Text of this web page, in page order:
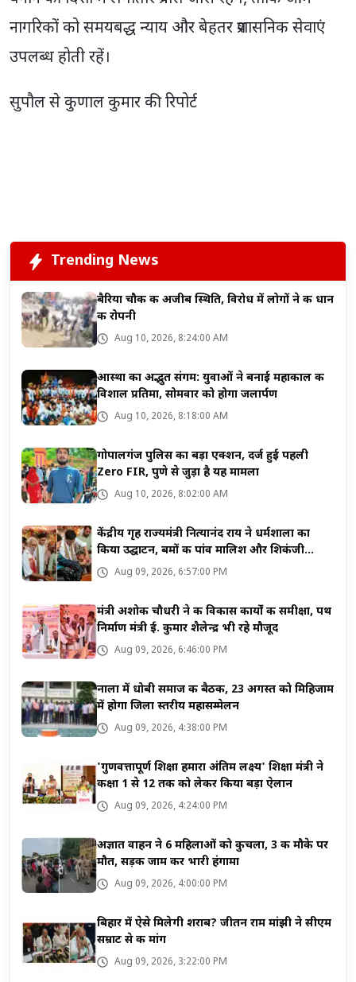
नागरिकों को समयबद्ध न्याय और बेहतर प्रशासनिक सेवाएं
उपलब्ध होती रहें।
सुपौल से कुणाल कुमार की रिपोर्ट
Trending News
बैरिया चौक की अजीब स्थिति, विरोध में लोगों ने की धान
की रोपनी
Aug 10, 2026, 8:24:00 AM
आस्था का अद्भुत संगम: युवाओं ने बनाई महाकाल की
विशाल प्रतिमा, सोमवार को होगा जलार्पण
Aug 10, 2026, 8:18:00 AM
गोपालगंज पुलिस का बड़ा एक्शन, दर्ज हुई पहली
Zero FIR, पुणे से जुड़ा है यह मामला
Aug 10, 2026, 8:02:00 AM
केंद्रीय गृह राज्यमंत्री नित्यानंद राय ने धर्मशाला का
किया उद्घाटन, बमों की पांव मालिश और शिकंजी
पिलाकर की सेवा
Aug 09, 2026, 6:57:00 PM
मंत्री अशोक चौधरी ने की विकास कार्यों की समीक्षा, पथ
निर्माण मंत्री ई. कुमार शैलेन्द्र भी रहे मौजूद
Aug 09, 2026, 6:46:00 PM
नाला में धोबी समाज की बैठक, 23 अगस्त को मिहिजाम
में होगा जिला स्तरीय महासम्मेलन
Aug 09, 2026, 4:38:00 PM
'गुणवत्तापूर्ण शिक्षा हमारा अंतिम लक्ष्य' शिक्षा मंत्री ने
कक्षा 1 से 12 तक को लेकर किया बड़ा ऐलान
Aug 09, 2026, 4:24:00 PM
अज्ञात वाहन ने 6 महिलाओं को कुचला, 3 की मौके पर
मौत, सड़क जाम कर भारी हंगामा
Aug 09, 2026, 4:00:00 PM
बिहार में ऐसे मिलेगी शराब? जीतन राम मांझी ने सीएम
सम्राट से की मांग
Aug 09, 2026, 3:22:00 PM